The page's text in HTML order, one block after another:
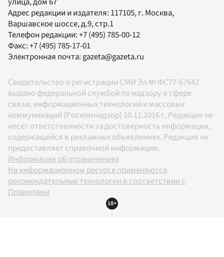
Адрес редакции и издателя: 117105, г. Москва,
Варшавское шоссе, д.9, стр.1
Телефон редакции:+7 (495) 785-00-12
Факс:+7 (495) 785-17-01
Электронная почта:gazeta@gazeta.ru
Свидетельство о регистрации СМИ Эл № ФС77-67642
выдано федеральной службой по надзору в сфере
связи, информационных технологий и массовых
коммуникаций (Роскомнадзор) 10.11.2016 г. Редакция не
несет ответственности за достоверность информации,
содержащейся в рекламных объявлениях. Редакция не
предоставляет справочной информации.
Информация об ограничениях
На информационном ресурсе применяются
рекомендательные технологии в соответствии с
Правилами
18+